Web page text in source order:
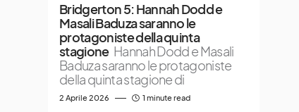
Bridgerton 5: Hannah Dodd e
Masali Baduza saranno le
protagoniste della quinta
stagione Hannah Dodd e Masali
Baduza saranno le protagoniste
della quinta stagione di
2 Aprile 2026 1 minute read